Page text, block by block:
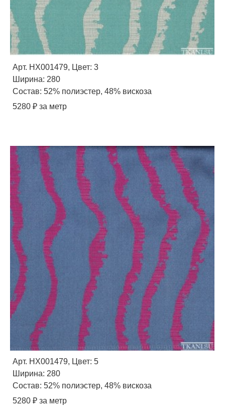
Арт. HX001479, Цвет: 3
Ширина: 280
Состав: 52% полиэстер, 48% вискоза
5280 ₽ за метр
Арт. HX001479, Цвет: 5
Ширина: 280
Состав: 52% полиэстер, 48% вискоза
5280 ₽ за метр